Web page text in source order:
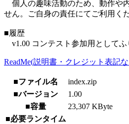
個人の趣味活動のため、動作や
せん。ご自身の責任にてご利用く
■履歴
v1.00 コンテスト参加用としてふ
ReadMe(説明書・クレジット表記
■ファイル名
index.zip
■バージョン
1.00
■容量
23,307 KByte
■必要ランタイム